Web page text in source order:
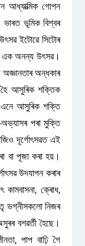
আধ্যাত্মিক গোপন
ভাৰত ভূমিক বিশ্বৰ
ইটোৱে সিটোৰ
এক অনন্য উৎসৱ।
অন্ধকাৰ
হৈ আসুৰিক শক্তিক
এনে আসুৰিক শক্তি
পৰা মুক্তি
দূৰ্গোৎসৱত এই
বা পূজা কৰা হয়।
উদযাপন কৰাৰ
ক্ৰোধ,
ভগ্নীসকলো নিজৰ
বশৱৰ্তী হৈছে।
পাপ বাঢ়ি গৈ